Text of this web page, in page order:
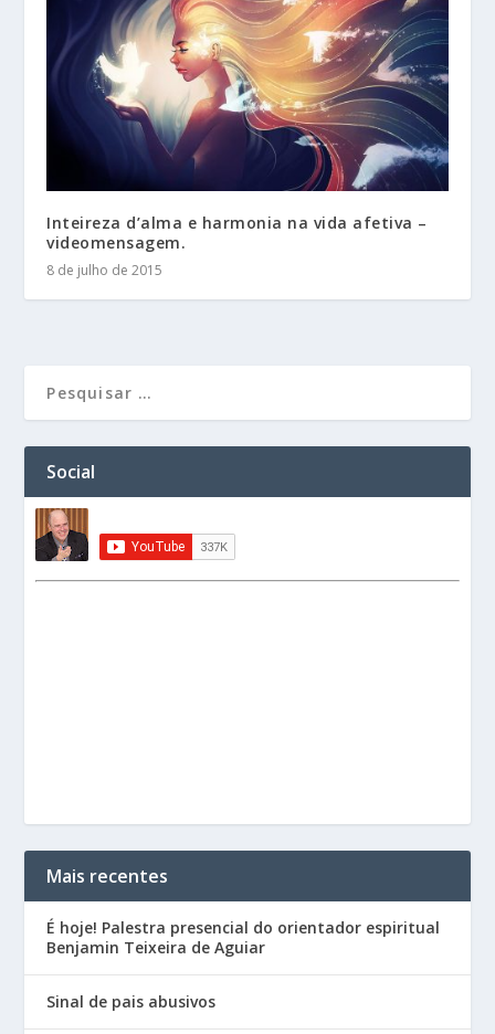
Inteireza d’alma e harmonia na vida afetiva –
videomensagem.
8 de julho de 2015
Social
Mais recentes
É hoje! Palestra presencial do orientador espiritual
Benjamin Teixeira de Aguiar
Sinal de pais abusivos